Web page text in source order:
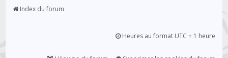
Index du forum
Heures au format UTC + 1 heure